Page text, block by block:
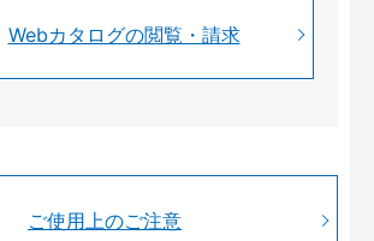
Webカタログの閲覧・請求
ご使用上のご注意